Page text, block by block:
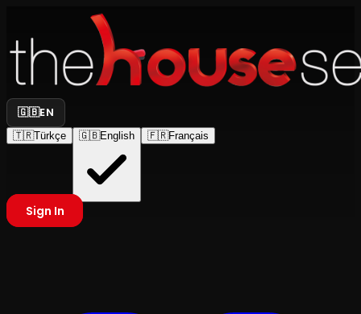
🇬🇧EN
🇹🇷Türkçe 🇬🇧English 🇫🇷Français
Sign In